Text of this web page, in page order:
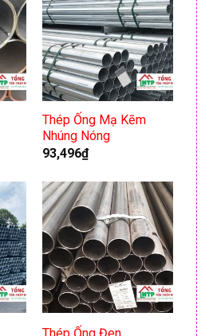
Thép Ống Mạ Kẽm
Nhúng Nóng
93,496₫
Thép Ống Đen